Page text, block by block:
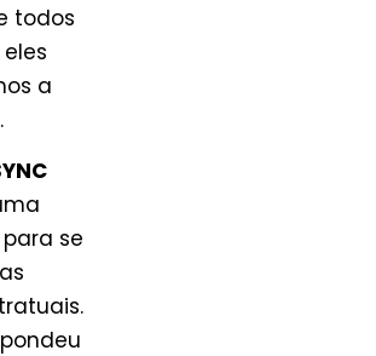
todos
a
se